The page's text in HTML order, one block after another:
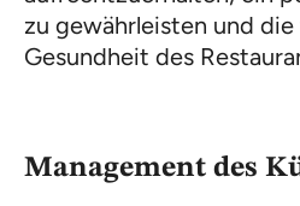
zu gewährleisten und
Gesundheit des
Management des